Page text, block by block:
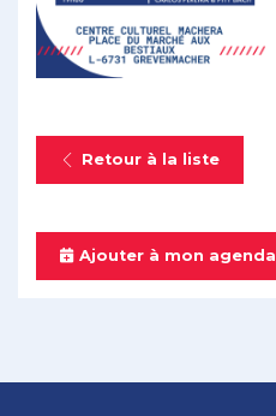
Retour à la liste
Ajouter à mon agenda